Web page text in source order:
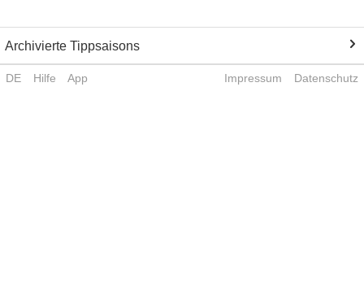
Archivierte Tippsaisons
DE Hilfe App Impressum Datenschutz